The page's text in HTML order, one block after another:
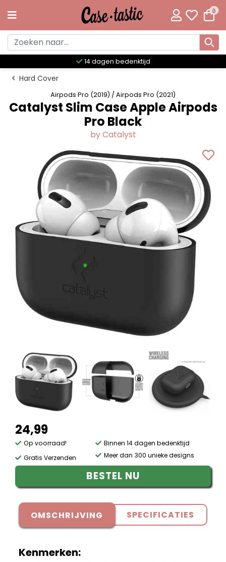
0
Meer dan 300 unieke designs
Hard Cover
Airpods Pro (2019) / Airpods Pro (2021)
Catalyst Slim Case Apple Airpods
Pro Black
by Catalyst
24,99
Op voorraad!
Gratis Verzenden
Binnen 14 dagen bedenktijd
Meer dan 300 unieke designs
BESTEL NU
OMSCHRIJVING SPECIFICATIES
Kenmerken: